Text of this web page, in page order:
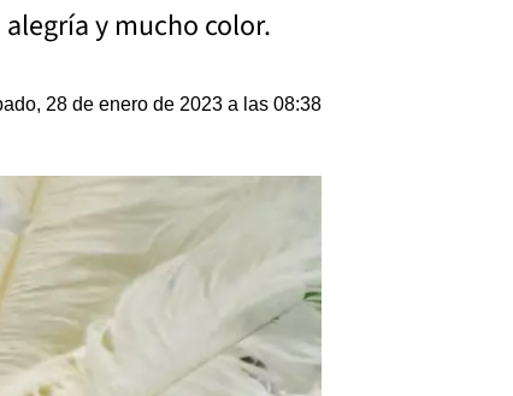
y mucho color.
28 de enero de 2023 a las 08:38